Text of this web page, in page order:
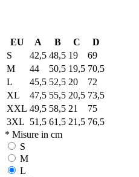
EU A B C
D
S
42,5 48,5 19
69
M
44 50,5 19,5 70,5
L
45,5 52,5 20
72
XL
47,5 55,5 20,5 73,5
XXL 49,5 58,5 21
75
3XL 51,5 61,5 21,5 76,5
* Misure in cm
S
M
L